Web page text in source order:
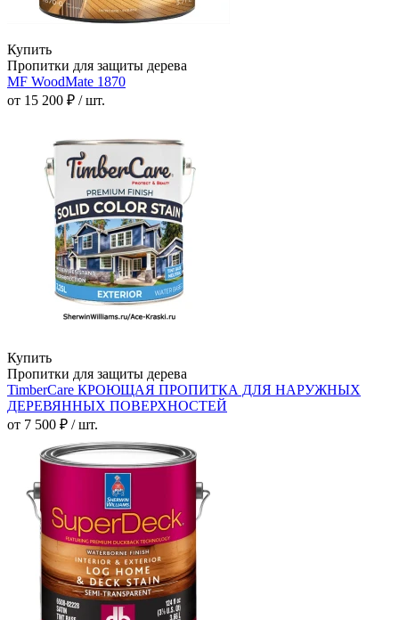
Купить
Пропитки для защиты дерева
MF WoodMate 1870
от 15 200 ₽ / шт.
Купить
Пропитки для защиты дерева
TimberCare КРОЮЩАЯ ПРОПИТКА ДЛЯ НАРУЖНЫХ
ДЕРЕВЯННЫХ ПОВЕРХНОСТЕЙ
от 7 500 ₽ / шт.